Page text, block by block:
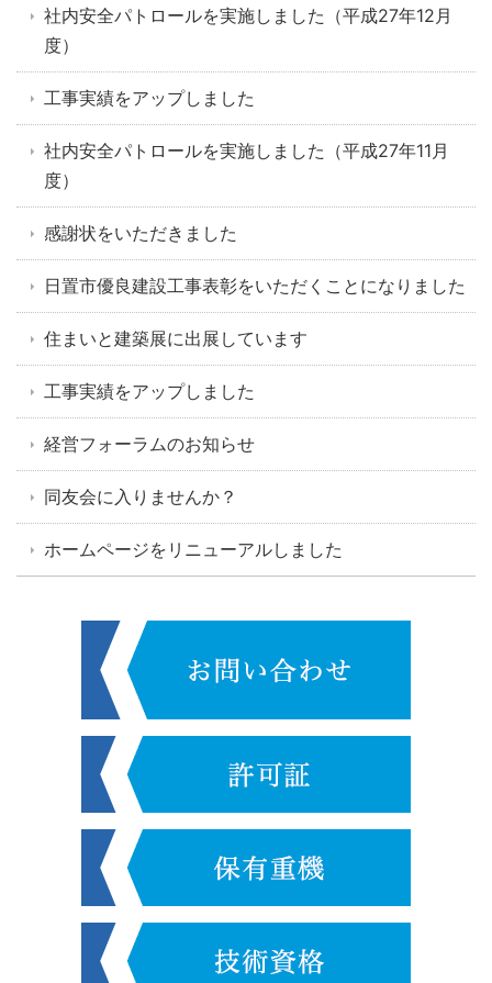
社内安全パトロールを実施しました（平成27年12月
度）
工事実績をアップしました
社内安全パトロールを実施しました（平成27年11月
度）
感謝状をいただきました
日置市優良建設工事表彰をいただくことになりました
住まいと建築展に出展しています
工事実績をアップしました
経営フォーラムのお知らせ
同友会に入りませんか？
ホームページをリニューアルしました